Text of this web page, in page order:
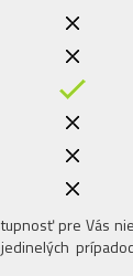
pre Vás